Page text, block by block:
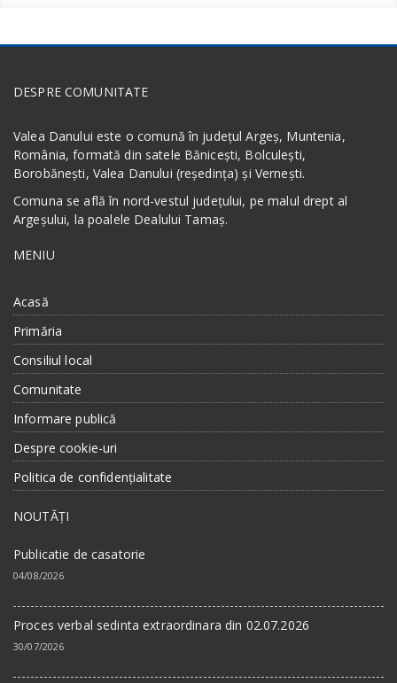
DESPRE COMUNITATE
Valea Danului este o comună în județul Argeș, Muntenia,
România, formată din satele Bănicești, Bolculești,
Borobănești, Valea Danului (reședința) și Vernești.
Comuna se află în nord-vestul județului, pe malul drept al
Argeșului, la poalele Dealului Tamaș.
MENIU
Acasă
Primăria
Consiliul local
Comunitate
Informare publică
Despre cookie-uri
Politica de confidențialitate
NOUTĂȚI
Publicatie de casatorie
04/08/2026
Proces verbal sedinta extraordinara din 02.07.2026
30/07/2026